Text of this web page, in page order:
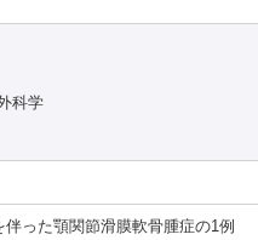
科学
った顎関節滑膜軟骨腫症の1例